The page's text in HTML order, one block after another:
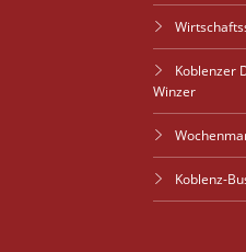
Koblenzer
Winzer
Koblenz-